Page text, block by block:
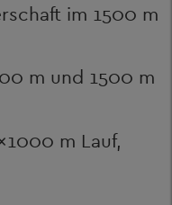
im 1500 m
m und 1500 m
m Lauf,